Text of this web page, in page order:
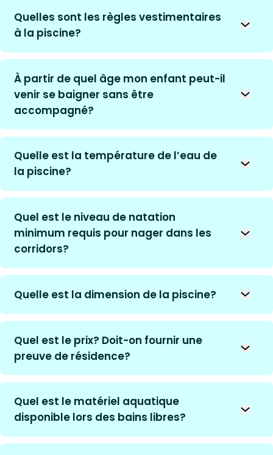
Quelles sont les règles vestimentaires
à la piscine?
Ouvrir
À partir de quel âge mon enfant peut-il
venir se baigner sans être
accompagné?
Ouvrir
Quelle est la température de l’eau de
la piscine?
Ouvrir
Quel est le niveau de natation
minimum requis pour nager dans les
corridors?
Ouvrir
Quelle est la dimension de la piscine? Ouvrir
Quel est le prix? Doit-on fournir une
preuve de résidence?
Ouvrir
Quel est le matériel aquatique
disponible lors des bains libres?
Ouvrir